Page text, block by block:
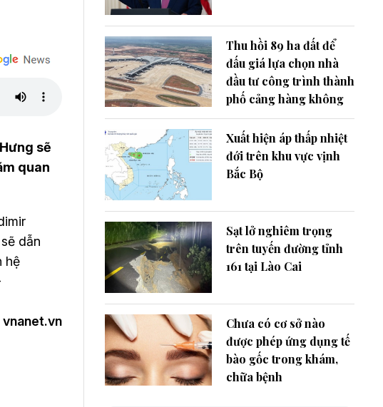
sẽ
quan
dẫn
hệ
vnanet.vn
Thu hồi 89 ha đất để
đấu giá lựa chọn nhà
đầu tư công trình thành
phố cảng hàng không
Xuất hiện áp thấp nhiệt
đới trên khu vực vịnh
Bắc Bộ
Sạt lở nghiêm trọng
trên tuyến đường tỉnh
161 tại Lào Cai
Chưa có cơ sở nào
được phép ứng dụng tế
bào gốc trong khám,
chữa bệnh